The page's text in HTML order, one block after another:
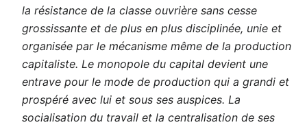
la résistance de la classe ouvrière sans cesse
grossissante et de plus en plus disciplinée, unie et
organisée par le mécanisme même de la production
capitaliste. Le monopole du capital devient une
entrave pour le mode de production qui a grandi et
prospéré avec lui et sous ses auspices. La
socialisation du travail et la centralisation de ses